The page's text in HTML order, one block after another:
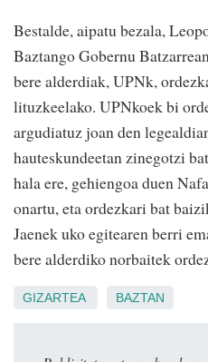
Bestalde, aipatu bezala,
Baztango Gobernu
bere alderdiak, UPNk,
lituzkeelako. UPNkoek bi
argudiatuz joan den
hauteskundeetan zinegotzi
hala ere, gehiengoa duen
onartu, eta ordezkari bat
Jaenek uko egitearen berri
bere alderdiko norbaitek
GIZARTEA BAZTAN